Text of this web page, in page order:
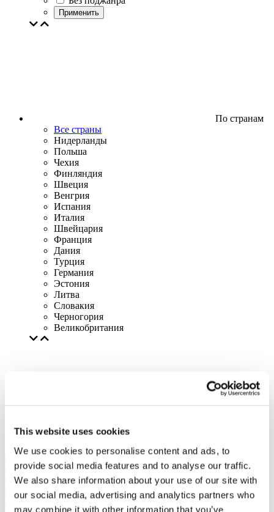
This website uses cookies
We use cookies to personalise content and ads, to
provide social media features and to analyse our traffic.
We also share information about your use of our site with
our social media, advertising and analytics partners who
may combine it with other information that you’ve
Применить
По странам
Все страны
Нидерланды
Польша
Чехия
Финляндия
Швеция
Венгрия
Испания
Италия
Швейцария
Франция
Дания
Турция
Германия
Эстония
Литва
Словакия
Черногория
Великобритания